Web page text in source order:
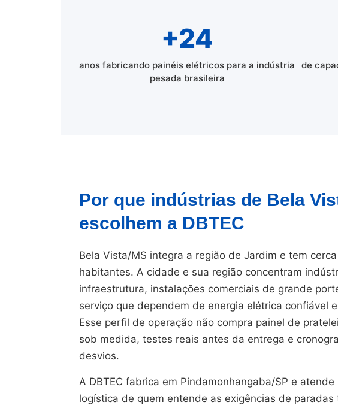
+24
anos fabricando painéis elétricos para a indústria
pesada brasileira
de
Por que indústrias de Bela
escolhem a DBTEC
Bela Vista/MS integra a região de Jardim e tem
habitantes. A cidade e sua região concentram
infraestrutura, instalações comerciais de grande
serviço que dependem de energia elétrica confiável
Esse perfil de operação não compra painel de
sob medida, testes reais antes da entrega e
desvios.
A DBTEC fabrica em Pindamonhangaba/SP e
logística de quem entende as exigências de paradas